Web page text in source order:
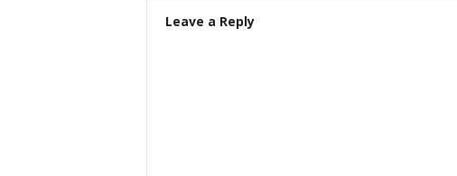
Leave a Reply